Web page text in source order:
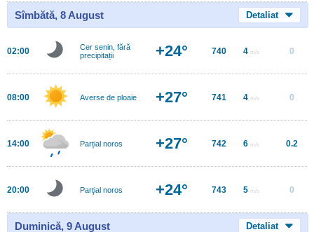
Sîmbătă, 8 August Detaliat
02:00
Cer senin, fără
precipitații
+24° 740 4 m/s 0
08:00 Averse de ploaie +27° 741 4 m/s 0
14:00 Parțial noros +27° 742 6 m/s 0.2
20:00 Parţial noros +24° 743 5 m/s 0
Duminică, 9 August Detaliat